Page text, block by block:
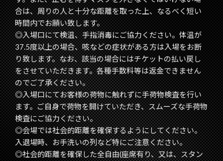
合は、周りの人と十分な距離を取った上、なるべく短い
時間内でお願い致します。
◎入場口にて検温、手指消毒にご協力ください。体温が
37.5度以上の場合、咳などの症状がある方は入場をお断
り致します。なお、該当の場合にはチケットの払い戻し
をさせていただきます。各種手数料等は返金できません
のでご了承ください。
◎入場口にてお客様の荷物に触れずに手荷物検査を行い
ます。ご自身で荷物を開けていただき、スムーズな手荷物
検査にご協力ください。
◎会場では社会的距離を確保するようにしてください。
入退場時、お手洗いの列など特にご注意ください。
◎社会的距離を確保した全自由(座席有り、又は、スタン